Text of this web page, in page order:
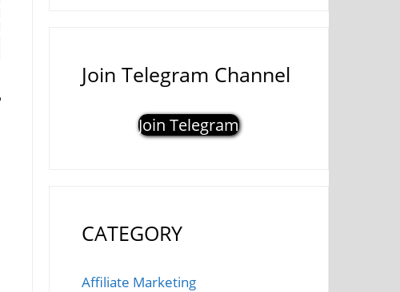
Join Telegram Channel
Join Telegram
CATEGORY
Affiliate Marketing